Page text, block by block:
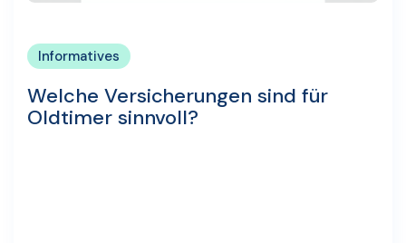
Informatives
Welche Versicherungen sind für
Oldtimer sinnvoll?